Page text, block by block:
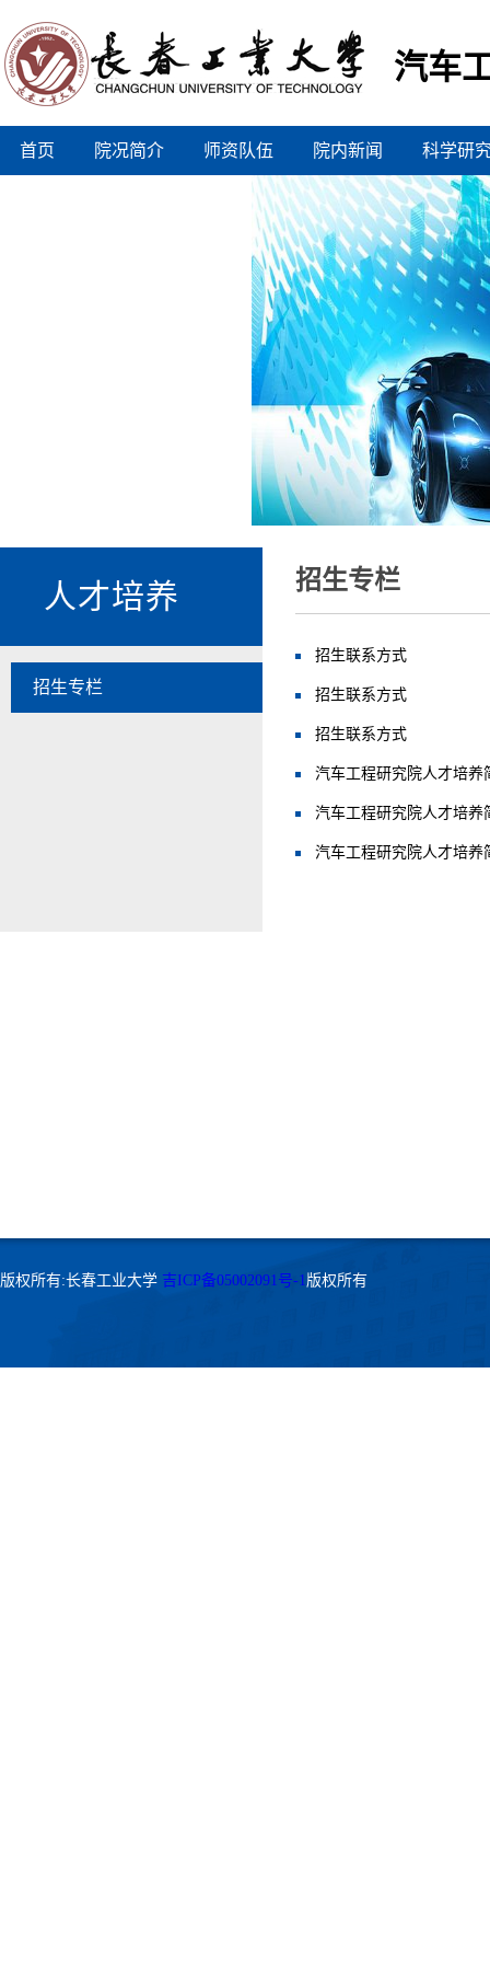
汽车
首页 院况简介 师资队伍 院内新闻 科学研
人才培养
招生专栏
招生专栏
招生联系方式
招生联系方式
招生联系方式
汽车工程研究院人才培养
汽车工程研究院人才培养
汽车工程研究院人才培养
版权所有:长春工业大学 吉ICP备05002091号-1版权所有